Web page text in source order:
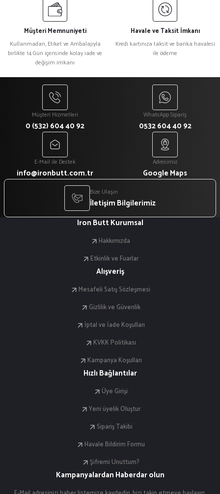
Ürün bilgilerinde hatalar bulunuyor.
Ürün fiyatı diğer sitelerden daha pahalı.
Bu ürüne benzer farklı alternatifler olmalı.
Müşteri Memnuniyeti
Kullanmadan, Etiket ve Ambalajıyla
birlikte 14 Gün içerisinde kolay iade ve
değişim imkanı
Havale ve Taksit İmkanı
Kredi kartınıza taksit ve banka havalesi
ile ödeme
Müşteri Hizmetleri
0 (532) 604 40 92
WhatsApp Sipariş
0532 604 40 92
E-Mail ile Destek
info@ironbutt.com.tr
Adresimiz
Google Maps
Bize Ulaşın
İletişim Bilgilerimiz
Iron Butt Kurumsal
Hakkımızda
Etkinlik ve Fuarlar
Alışveriş
Mesafeli Satış Sözleşmesi
Gizlilik ve Güvenlik
İptal ve İade Koşulları
KVKK Politikası
Kampanya Koşulları
Hızlı Bağlantılar
Üye Girişi
Yeni üyelik Oluştur
Sipariş Takibi
Havale Bildirim Formu
Şifremi Unuttum?
Kampanyalardan Haberdar olun